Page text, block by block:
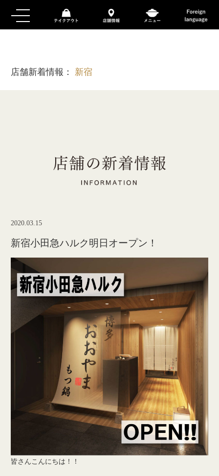
店舗新着情報： 新宿
2020.03.15
新宿小田急ハルク明日オープン！
皆さんこんにちは！！